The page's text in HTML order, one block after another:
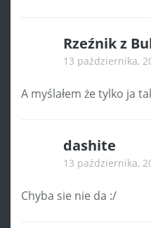
Rzeźnik z
13 października,
A myślałem że tylko ja
dashite
13 października,
Chyba sie nie da :/